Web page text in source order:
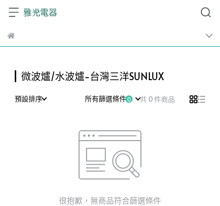
微波爐/水波爐-台灣三洋SUNLUX
預設排序 所有篩選條件 共 0 件商品
很抱歉，無商品符合篩選條件